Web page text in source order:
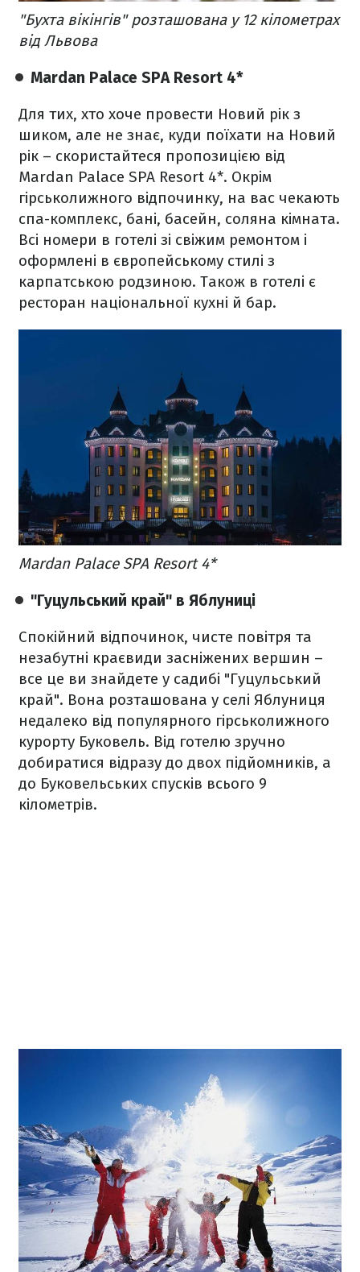
"Бухта вікінгів" розташована у 12 кілометрах
від Львова
Mardan Palace SPA Resort 4*
Для тих, хто хоче провести Новий рік з
шиком, але не знає, куди поїхати на Новий
рік – скористайтеся пропозицією від
Mardan Palace SPA Resort 4*. Окрім
гірськолижного відпочинку, на вас чекають
спа-комплекс, бані, басейн, соляна кімната.
Всі номери в готелі зі свіжим ремонтом і
оформлені в європейському стилі з
карпатською родзиною. Також в готелі є
ресторан національної кухні й бар.
Mardan Palace SPA Resort 4*
"Гуцульський край" в Яблуниці
Спокійний відпочинок, чисте повітря та
незабутні краєвиди засніжених вершин –
все це ви знайдете у садибі "Гуцульський
край". Вона розташована у селі Яблуниця
недалеко від популярного гірськолижного
курорту Буковель. Від готелю зручно
добиратися відразу до двох підйомників, а
до Буковельських спусків всього 9
кілометрів.